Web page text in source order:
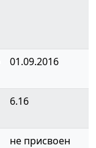
01.09.2016
6.16
не присвоен